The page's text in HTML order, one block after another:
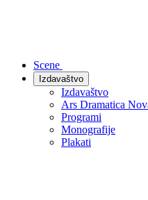
Scene
Izdavaštvo
Izdavaštvo
Ars Dramatica
Programi
Monografije
Plakati